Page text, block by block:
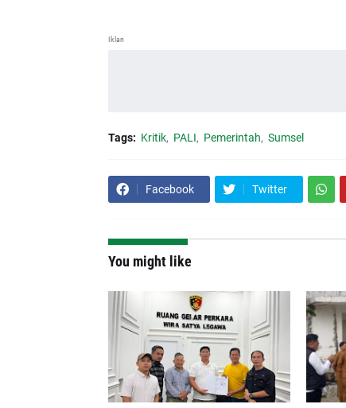
Iklan
Tags: Kritik PALI Pemerintah Sumsel
Facebook Twitter
You might like